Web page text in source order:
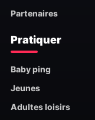
Partenaires
Pratiquer
Baby ping
Jeunes
Adultes loisirs